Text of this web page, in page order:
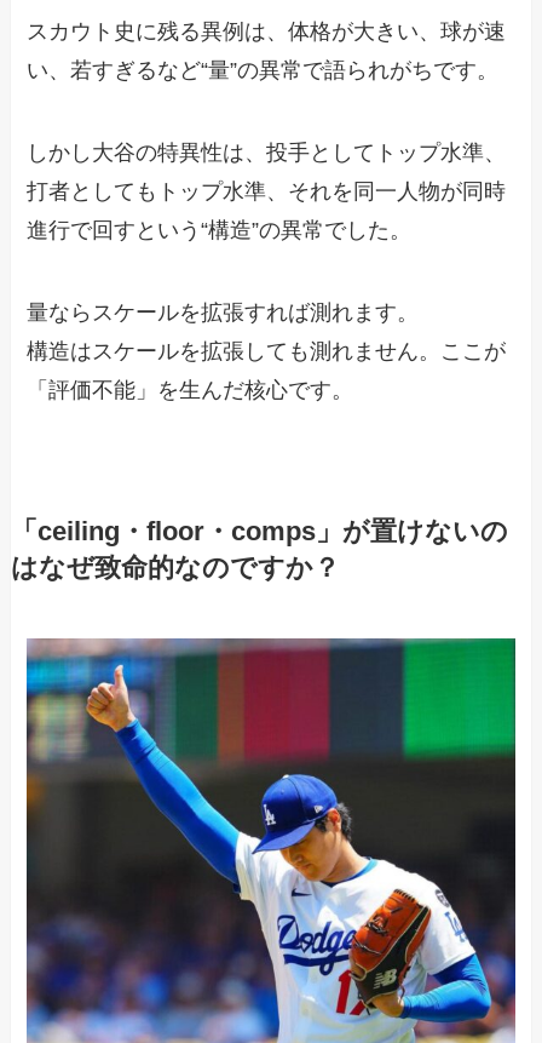
スカウト史に残る異例は、体格が大きい、球が速
い、若すぎるなど“量”の異常で語られがちです。
しかし大谷の特異性は、投手としてトップ水準、
打者としてもトップ水準、それを同一人物が同時
進行で回すという“構造”の異常でした。
量ならスケールを拡張すれば測れます。
構造はスケールを拡張しても測れません。ここが
「評価不能」を生んだ核心です。
「ceiling・floor・comps」が置けないの
はなぜ致命的なのですか？